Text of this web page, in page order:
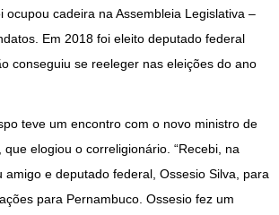
ocupou cadeira na Assembleia Legislativa –
Em 2018 foi eleito deputado federal
conseguiu se reeleger nas eleições do ano
teve um encontro com o novo ministro de
que elogiou o correligionário. “Recebi, na
amigo e deputado federal, Ossesio Silva, para
para Pernambuco. Ossesio fez um